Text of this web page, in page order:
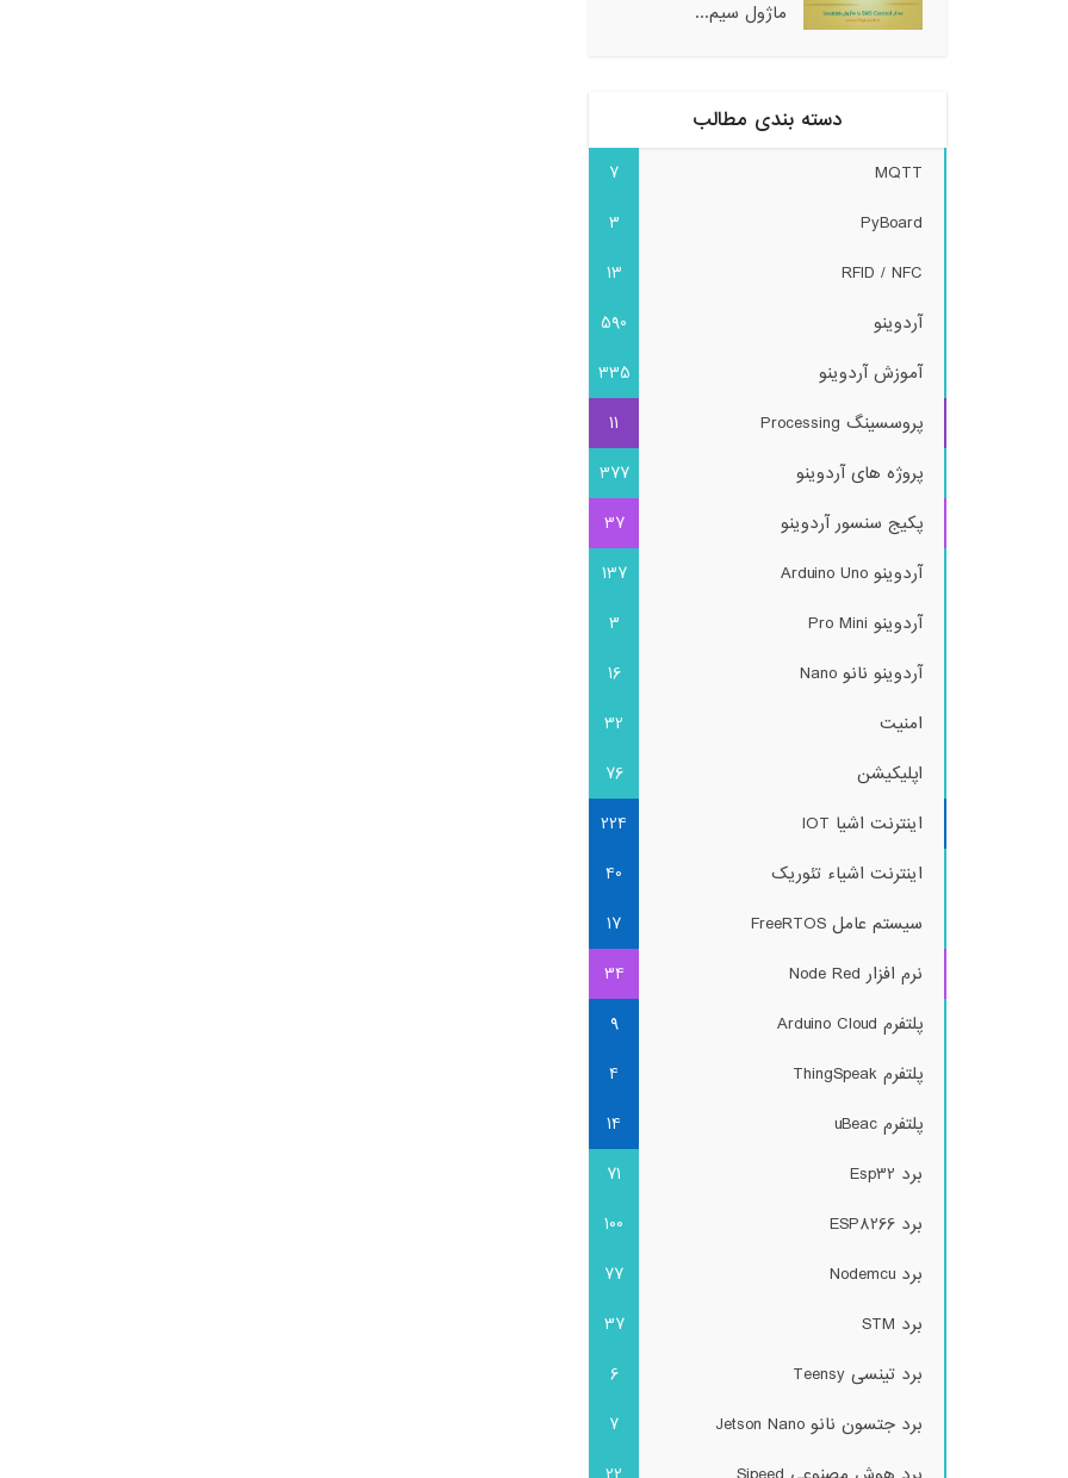
ماژول سیم...
دسته بندی مطالب
MQTT
7
PyBoard
3
RFID / NFC
13
آردوینو
590
آموزش آردوینو
335
پروسسینگ Processing
11
پروژه های آردوینو
377
پکیج سنسور آردوینو
37
آردوینو Arduino Uno
137
آردوینو Pro Mini
3
آردوینو نانو Nano
16
امنیت
32
اپلیکیشن
76
اینترنت اشیا IOT
224
اینترنت اشیاء تئوریک
40
سیستم عامل FreeRTOS
17
نرم افزار Node Red
34
پلتفرم Arduino Cloud
9
پلتفرم ThingSpeak
4
پلتفرم uBeac
14
برد Esp32
71
برد ESP8266
100
برد Nodemcu
77
برد STM
37
برد تینسی Teensy
6
برد جتسون نانو Jetson Nano
7